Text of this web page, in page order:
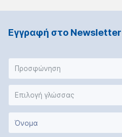
Εγγραφή στο Νewsletter
Προσφώνηση
Επιλογή γλώσσας